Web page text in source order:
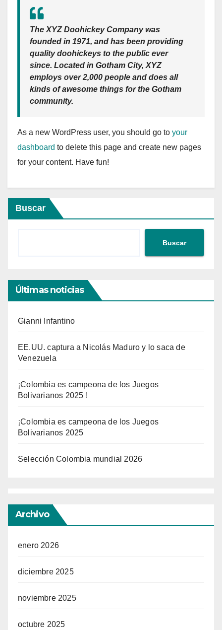
The XYZ Doohickey Company was
founded in 1971, and has been providing
quality doohickeys to the public ever
since. Located in Gotham City, XYZ
employs over 2,000 people and does all
kinds of awesome things for the Gotham
community.
As a new WordPress user, you should go to your
dashboard to delete this page and create new pages
for your content. Have fun!
Buscar
Buscar
Últimas noticias
Gianni Infantino
EE.UU. captura a Nicolás Maduro y lo saca de
Venezuela
¡Colombia es campeona de los Juegos
Bolivarianos 2025 !
¡Colombia es campeona de los Juegos
Bolivarianos 2025
Selección Colombia mundial 2026
Archivo
enero 2026
diciembre 2025
noviembre 2025
octubre 2025